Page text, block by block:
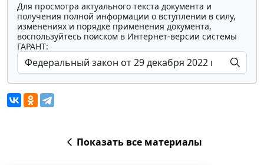
Для просмотра актуального текста документа и
получения полной информации о вступлении в силу,
изменениях и порядке применения документа,
воспользуйтесь поиском в Интернет-версии системы
ГАРАНТ:
Показать все материалы